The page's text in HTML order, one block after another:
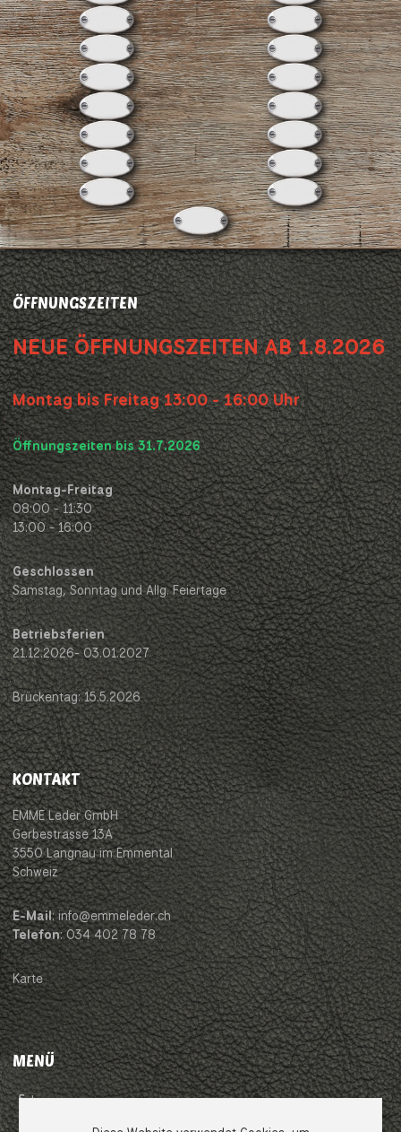
ÖFFNUNGSZEITEN
NEUE ÖFFNUNGSZEITEN AB 1.8.2026
Montag bis Freitag 13:00 - 16:00 Uhr
Öffnungszeiten bis 31.7.2026
Montag-Freitag
08:00 - 11:30
13:00 - 16:00
Geschlossen
Samstag, Sonntag und Allg. Feiertage
Betriebsferien
21.12.2026- 03.01.2027
Brückentag: 15.5.2026
KONTAKT
EMME Leder GmbH
Gerbestrasse 13A
3550 Langnau im Emmental
Schweiz
E-Mail: info@emmeleder.ch
Telefon: 034 402 78 78
Karte
MENÜ
Impressum